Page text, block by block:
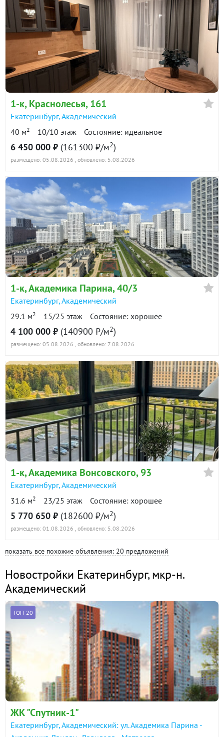
1-к, Краснолесья, 161
Екатеринбург,Академический
40 м2 10/10 этаж Состояние: идеальное
6 450 000 ₽ (161300 ₽/м2)
размещено: 05.08.2026 , обновлено: 5.08.2026
1-к, Академика Парина, 40/3
Екатеринбург,Академический
29.1 м2 15/25 этаж Состояние: хорошее
4 100 000 ₽ (140900 ₽/м2)
размещено: 05.08.2026 , обновлено: 7.08.2026
1-к, Академика Вонсовского, 93
Екатеринбург,Академический
31.6 м2 23/25 этаж Состояние: хорошее
5 770 650 ₽ (182600 ₽/м2)
размещено: 01.08.2026 , обновлено: 5.08.2026
показать все похожие объявления: 20 предложений
Новостройки Екатеринбург,мкр-н.
Академический
ТОП-20
ЖК "Спутник-1"
Екатеринбург, Академический: ул. Академика Парина -